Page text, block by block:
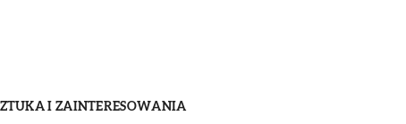
I ZAINTERESOWANIA